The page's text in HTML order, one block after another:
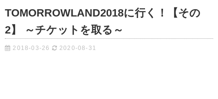
TOMORROWLAND2018に行く！【その
2】 ～チケットを取る～
2018-03-26 2020-08-31